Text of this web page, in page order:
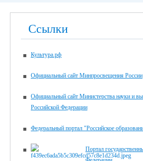
Ссылки
Культура.рф
Официальный сайт Минпросвещения России
Официальный сайт Министерства науки и
Российской Федерации
Федеральный портал "Российское
Портал